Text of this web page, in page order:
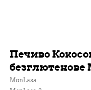
Печиво
безглютенове
MonLasa